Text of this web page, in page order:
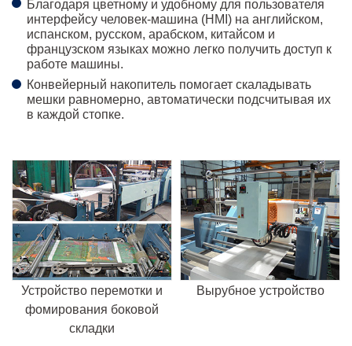
Благодаря цветному и удобному для пользователя
интерфейсу человек-машина (HMI) на английском,
испанском, русском, арабском, китайсом и
французском языках можно легко получить доступ к
работе машины.
Конвейерный накопитель помогает скаладывать
мешки равномерно, автоматически подсчитывая их
в каждой стопке.
Устройство перемотки и
фомирования боковой
складки
Вырубное устройство